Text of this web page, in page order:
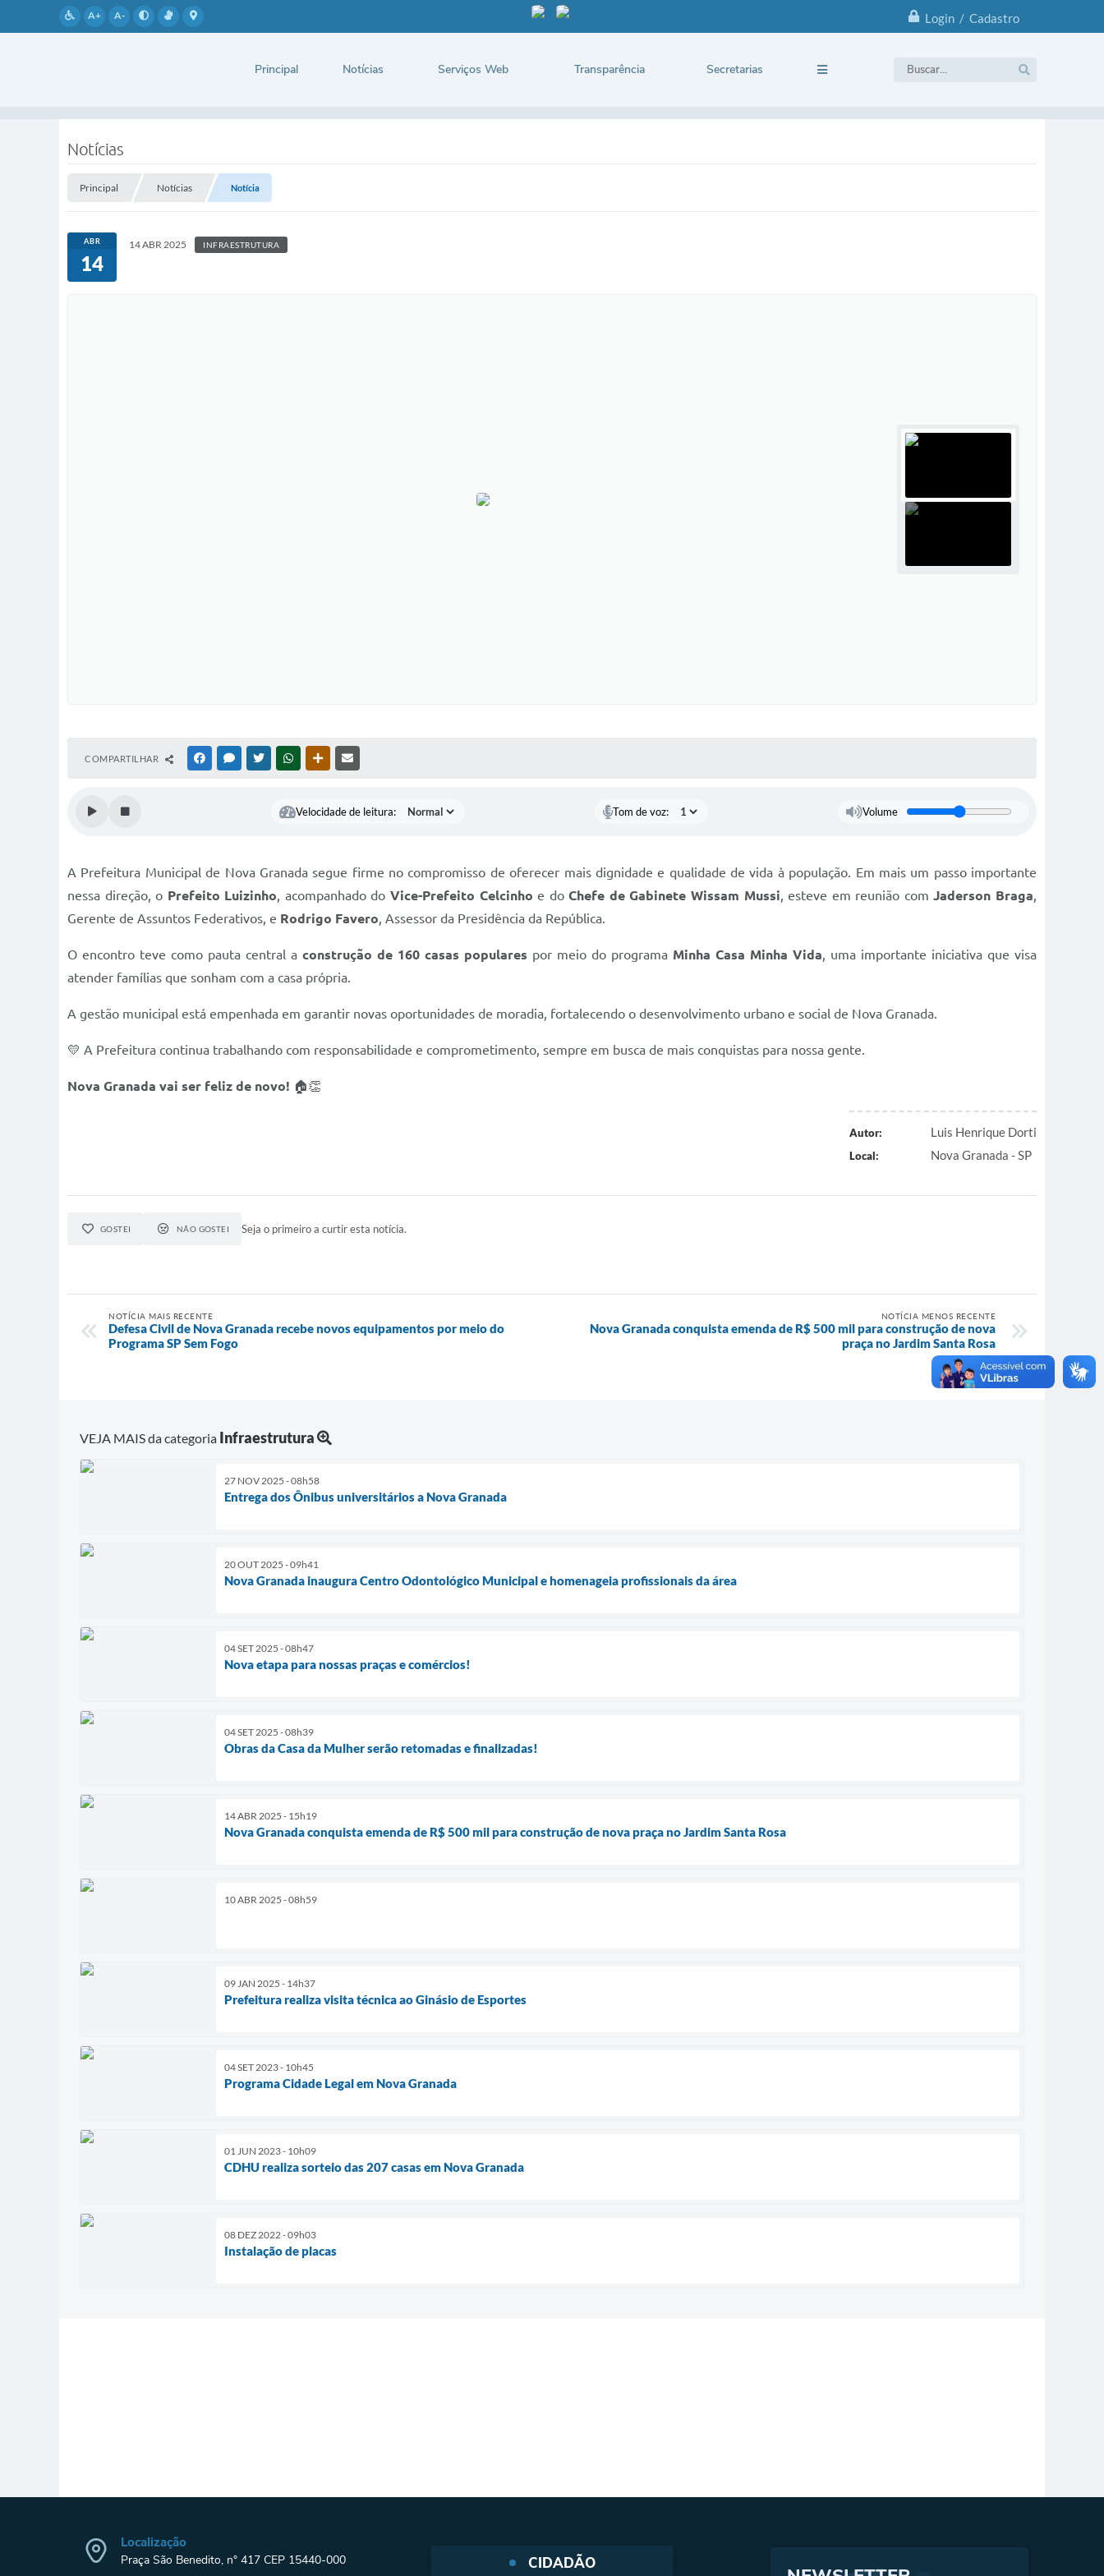
Login / Cadastro
A+ A-
Principal Notícias Serviços Web Transparência Secretarias
Notícias
Principal Notícias Notícia
ABR
14
14 ABR 2025 INFRAESTRUTURA
COMPARTILHAR FACEBOOKMESSENGER
TWITTERWHATSAPPOUTRAS MÍDIAS
Velocidade de leitura: Tom de voz: Volume
A Prefeitura Municipal de Nova Granada segue firme no compromisso de oferecer mais dignidade e qualidade de vida à população. Em mais um passo importante
nessa direção, o Prefeito Luizinho, acompanhado doVice-Prefeito Celcinho e doChefe de Gabinete Wissam Mussi, esteve em reunião comJaderson Braga,
Gerente de Assuntos Federativos, e Rodrigo Favero, Assessor da Presidência da República.
O encontro teve como pauta central a construção de 160 casas populares por meio do programa Minha Casa Minha Vida, uma importante iniciativa que visa
atender famílias que sonham com a casa própria.
A gestão municipal está empenhada em garantir novas oportunidades de moradia, fortalecendo o desenvolvimento urbano e social de Nova Granada.
💛 A Prefeitura continua trabalhando com responsabilidade e comprometimento, sempre em busca de mais conquistas para nossa gente.
Nova Granada vai ser feliz de novo! 🏠👏
Autor: Luis Henrique Dorti
Local: Nova Granada - SP
GOSTEI NÃO GOSTEI Seja o primeiro a curtir esta notícia.
NOTÍCIA MAIS RECENTE
Defesa Civil de Nova Granada recebe novos equipamentos por meio do
Programa SP Sem Fogo
NOTÍCIA MENOS RECENTE
Nova Granada conquista emenda de R$ 500 mil para construção de nova
praça no Jardim Santa Rosa
VEJA MAIS da categoria Infraestrutura
27 NOV 2025 - 08h58
Entrega dos Ônibus universitários a Nova Granada
20 OUT 2025 - 09h41
Nova Granada inaugura Centro Odontológico Municipal e homenageia profissionais da área
04 SET 2025 - 08h47
Nova etapa para nossas praças e comércios!
04 SET 2025 - 08h39
Obras da Casa da Mulher serão retomadas e finalizadas!
14 ABR 2025 - 15h19
Nova Granada conquista emenda de R$ 500 mil para construção de nova praça no Jardim Santa Rosa
10 ABR 2025 - 08h59
09 JAN 2025 - 14h37
Prefeitura realiza visita técnica ao Ginásio de Esportes
04 SET 2023 - 10h45
Programa Cidade Legal em Nova Granada
01 JUN 2023 - 10h09
CDHU realiza sorteio das 207 casas em Nova Granada
08 DEZ 2022 - 09h03
Instalação de placas
Localização
Praça São Benedito, n° 417 CEP 15440-000 CIDADÃO